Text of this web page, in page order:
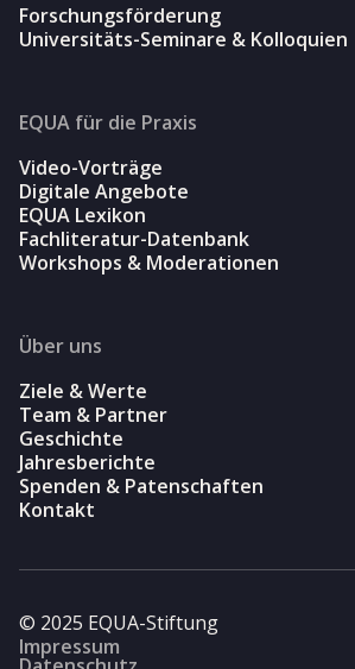
Forschungsförderung
Universitäts-Seminare & Kolloquien
EQUA für die Praxis
Video-Vorträge
Digitale Angebote
EQUA Lexikon
Fachliteratur-Datenbank
Workshops & Moderationen
Über uns
Ziele & Werte
Team & Partner
Geschichte
Jahresberichte
Spenden & Patenschaften
Kontakt
© 2025 EQUA-Stiftung
Impressum